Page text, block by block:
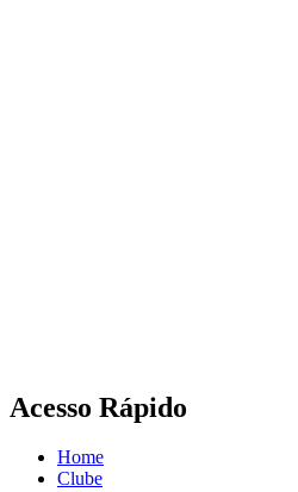
Acesso Rápido
Home
Clube